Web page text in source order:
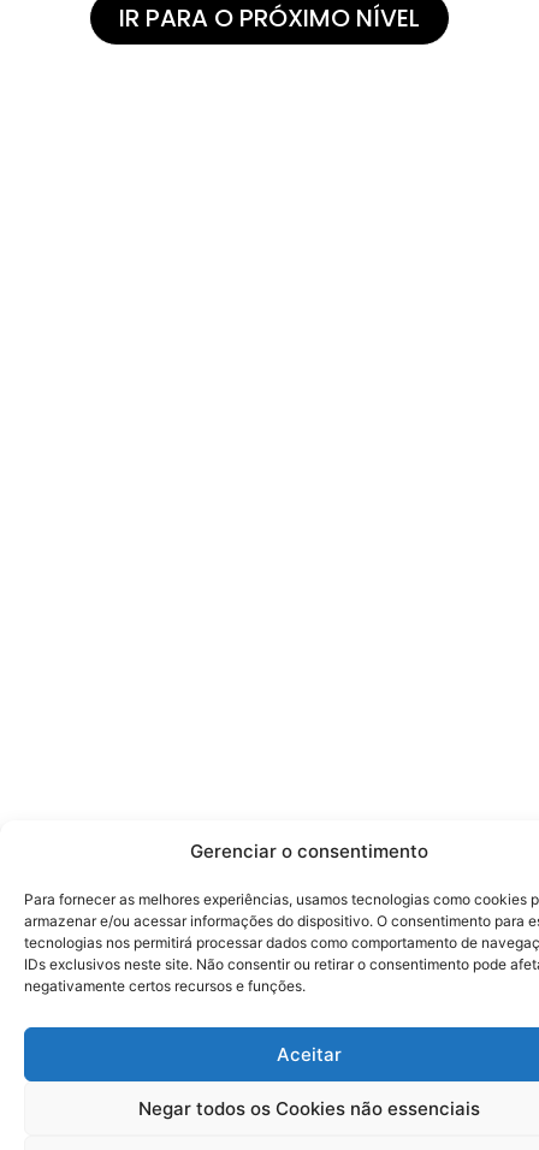
Gerenciar o consentimento
Para fornecer as melhores experiências, usamos tecnologias como cookies
armazenar e/ou acessar informações do dispositivo. O consentimento para
tecnologias nos permitirá processar dados como comportamento de
IDs exclusivos neste site. Não consentir ou retirar o consentimento pode
negativamente certos recursos e funções.
Aceitar
Negar todos os Cookies não essenciais
IR PARA O PRÓXIMO NÍVEL